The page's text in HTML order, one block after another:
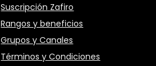
Suscripción Zafiro
Rangos y beneficios
Grupos y Canales
Términos y Condiciones